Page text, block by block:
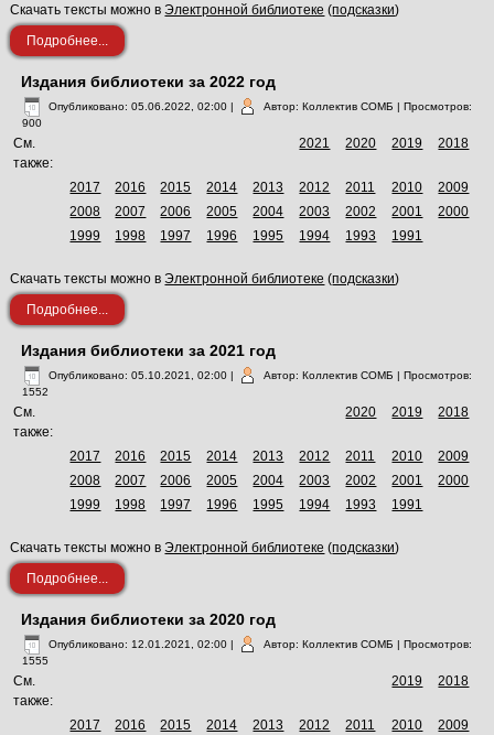
Скачать тексты можно вЭлектронной библиотеке (подсказки)
Подробнее...
Издания библиотеки за 2022 год
Опубликовано: 05.06.2022, 02:00 | Автор: Коллектив СОМБ | Просмотров:
900
См.
также:
2021 2020 2019 2018
2017 2016 2015 2014 2013 2012 2011 2010
2009
2008
2007 2006 2005 2004 2003 2002 2001
2000
1999
1998 1997 1996 1995 1994 1993 1991
Скачать тексты можно вЭлектронной библиотеке (подсказки)
Подробнее...
Издания библиотеки за 2021 год
Опубликовано: 05.10.2021, 02:00 | Автор: Коллектив СОМБ | Просмотров:
1552
См.
также:
2020 2019 2018
2017 2016 2015 2014 2013 2012 2011 2010
2009
2008
2007 2006 2005 2004 2003 2002 2001
2000
1999
1998 1997 1996 1995 1994 1993 1991
Скачать тексты можно вЭлектронной библиотеке (подсказки)
Подробнее...
Издания библиотеки за 2020 год
Опубликовано: 12.01.2021, 02:00 | Автор: Коллектив СОМБ | Просмотров:
1555
См.
также:
2019 2018
2017 2016 2015 2014 2013 2012 2011 2010
2009